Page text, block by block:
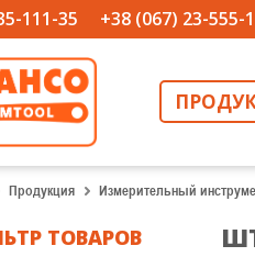
111-35 +38 (067) 23-555-
Продукция Измерительный
ТОВАРОВ